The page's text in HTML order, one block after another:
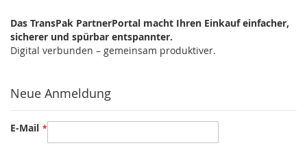
Das TransPak PartnerPortal macht Ihren Einkauf einfacher,
sicherer und spürbar entspannter.
Digital verbunden – gemeinsam produktiver.
Neue Anmeldung
E-Mail